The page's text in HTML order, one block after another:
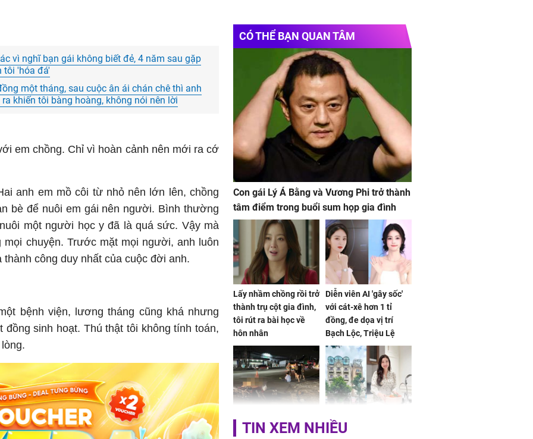
vì nghĩ bạn gái không biết đẻ, 4 năm sau gặp
tôi 'hóa đá'
một tháng, sau cuộc ân ái chán chê thì anh
khiến tôi bàng hoàng, không nói nên lời
em chồng. Chỉ vì hoàn cảnh nên mới ra cớ
anh em mồ côi từ nhỏ nên lớn lên, chồng
bè để nuôi em gái nên người. Bình thường
một người học y đã là quá sức. Vậy mà
mọi chuyện. Trước mặt mọi người, anh luôn
công duy nhất của cuộc đời anh.
bệnh viện, lương tháng cũng khá nhưng
sinh hoạt. Thú thật tôi không tính toán,
CÓ THỂ BẠN QUAN TÂM
Con gái Lý Á Bằng và Vương Phi trở thành
tâm điểm trong buổi sum họp gia đình
Lấy nhầm chồng rồi trở
thành trụ cột gia đình,
tôi rút ra bài học về
hôn nhân
Diễn viên AI 'gây sốc'
với cát-xê hơn 1 tỉ
đồng, đe dọa vị trí
Bạch Lộc, Triệu Lệ
Dĩnh
TP.HCM: Nữ công nhân
tử vong trên đường đi
Đỗ Mỹ Linh hé lộ góc
bếp chill của nhà mới -
TIN XEM NHIỀU